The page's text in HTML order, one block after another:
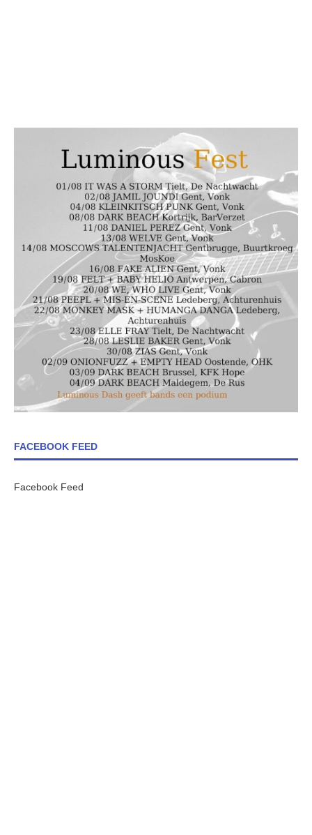
FACEBOOK FEED
Facebook Feed